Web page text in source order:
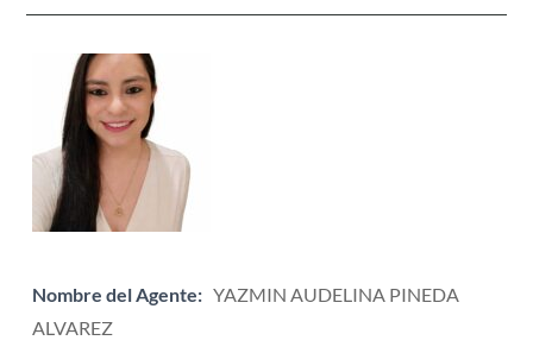
Nombre del Agente: YAZMIN AUDELINA PINEDA
ALVAREZ